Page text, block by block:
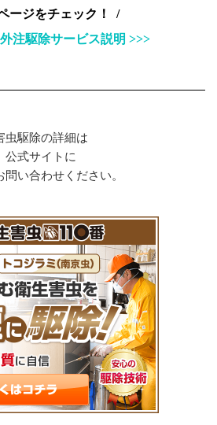
ージをチェック！ /
注駆除サービス説明 >>>
虫駆除の詳細は
公式サイトに
問い合わせください。